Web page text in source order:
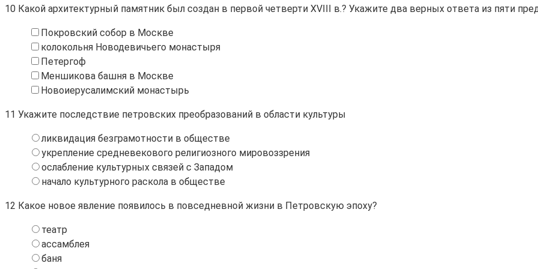
10 Какой архитектурный памятник был создан в первой четверти XVIII в.? Укажите два верных ответа из пяти
Покровский собор в Москве
колокольня Новодевичьего монастыря
Петергоф
Меншикова башня в Москве
Новоиерусалимский монастырь
11 Укажите последствие петровских преобразований в области культуры
ликвидация безграмотности в обществе
укрепление средневекового религиозного мировоззрения
ослабление культурных связей с Западом
начало культурного раскола в обществе
12 Какое новое явление появилось в повседневной жизни в Петровскую эпоху?
театр
ассамблея
баня